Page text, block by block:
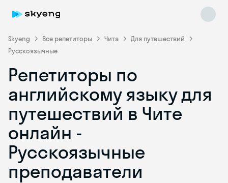
Skyeng Все репетиторы Чита
Для путешествий
Русскоязычные
Репетиторы по
английскому языку для
путешествий в Чите
онлайн -
Русскоязычные
преподаватели
Skyeng Chat